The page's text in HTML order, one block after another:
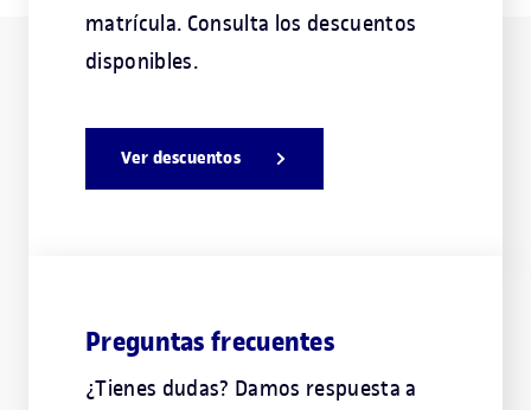
matrícula. Consulta los descuentos
disponibles.
Ver descuentos
Preguntas frecuentes
¿Tienes dudas? Damos respuesta a